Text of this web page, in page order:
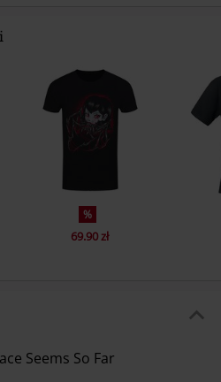
%
69.90 zł
Seems So Far